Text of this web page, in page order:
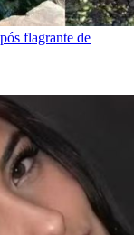
flagrante de